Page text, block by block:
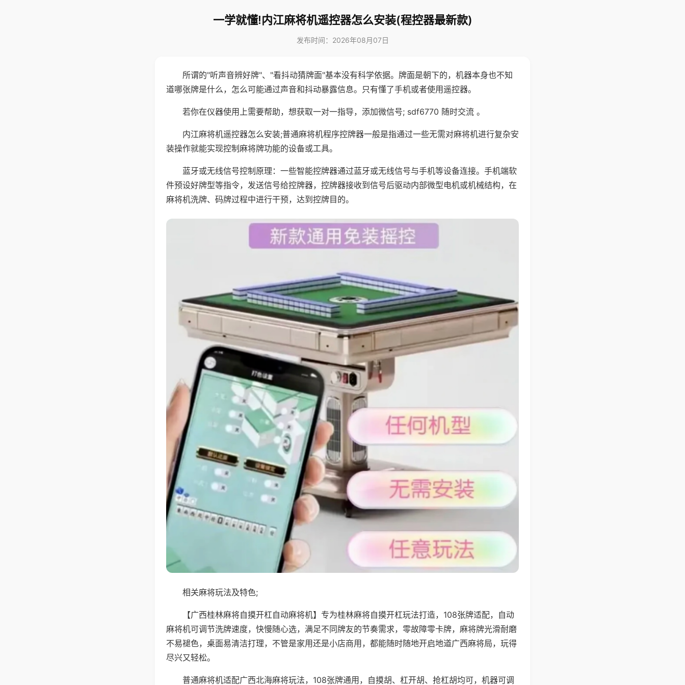
一学就懂!内江麻将机遥控器怎么安装(程控器最新款)
发布时间：2026年08月07日
所谓的"听声音辨好牌"、"看抖动猜牌面"基本没有科学依据。牌面是朝下的，机器本身也不知
道哪张牌是什么，怎么可能通过声音和抖动暴露信息。只有懂了手机或者使用遥控器。
若你在仪器使用上需要帮助，想获取一对一指导，添加微信号; sdf6770 随时交流 。
内江麻将机遥控器怎么安装;普通麻将机程序控牌器一般是指通过一些无需对麻将机进行复杂安
装操作就能实现控制麻将牌功能的设备或工具。
蓝牙或无线信号控制原理：一些智能控牌器通过蓝牙或无线信号与手机等设备连接。手机端软
件预设好牌型等指令，发送信号给控牌器，控牌器接收到信号后驱动内部微型电机或机械结构，在
麻将机洗牌、码牌过程中进行干预，达到控牌目的。
相关麻将玩法及特色;
【广西桂林麻将自摸开杠自动麻将机】专为桂林麻将自摸开杠玩法打造，108张牌适配，自动
麻将机可调节洗牌速度，快慢随心选，满足不同牌友的节奏需求，零故障零卡牌，麻将牌光滑耐磨
不易褪色，桌面易清洁打理，不管是家用还是小店商用，都能随时随地开启地道广西麻将局，玩得
尽兴又轻松。
普通麻将机适配广西北海麻将玩法，108张牌通用，自摸胡、杠开胡、抢杠胡均可，机器可调